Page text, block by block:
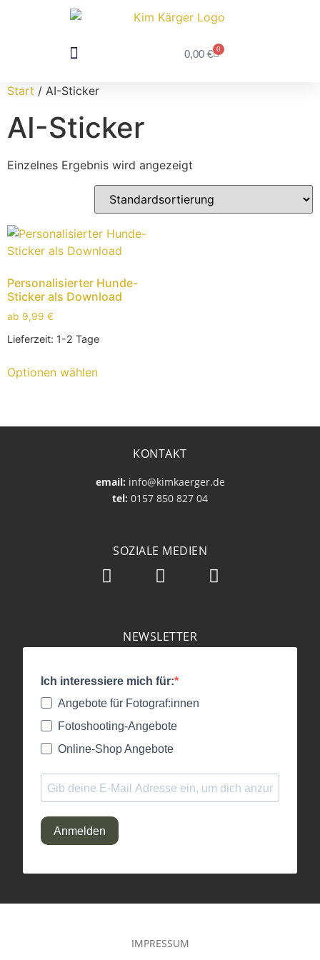
0,00 € 0
Start / AI-Sticker
AI-Sticker
Einzelnes Ergebnis wird angezeigt
Personalisierter Hunde-
Sticker als Download
ab 9,99 €
Lieferzeit: 1-2 Tage
Optionen wählen
KONTAKT
email: info@kimkaerger.de
tel: 0157 850 827 04
SOZIALE MEDIEN
NEWSLETTER
Ich interessiere mich für:
Angebote für Fotograf:innen
Fotoshooting-Angebote
Online-Shop Angebote
Anmelden
IMPRESSUM